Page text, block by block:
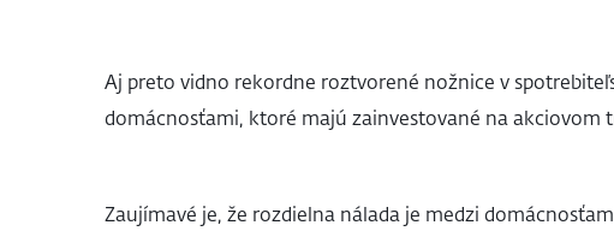
Aj preto vidno rekordne roztvorené nožnice v
domácnosťami, ktoré majú zainvestované na akciovom
Zaujímavé je, že rozdielna nálada je medzi